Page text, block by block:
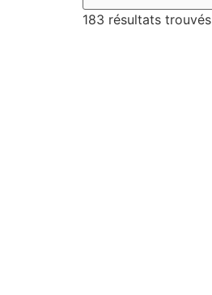
183 résultats trouvés